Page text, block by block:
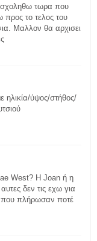
τωρα που
προς το τελος του
Μαλλον θα αρχισει
ηλικία/ύψος/στήθος/
West? H Joan ή η
δεν τις εχω για
που πλήρωσαν ποτέ